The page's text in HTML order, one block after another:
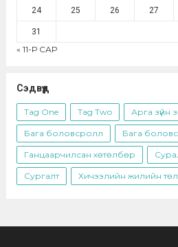
24 25 26 27
31
« 11-Р САР
Сэдвүүд
Tag One Tag Two Арга зүйн
Бага боловсролл Бага
Ганцаарчилсан хөтөлбөр
Сургалт Хичээлийн жилийн